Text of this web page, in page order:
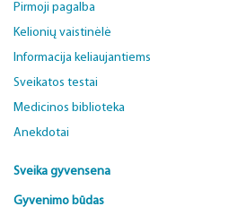
Pirmoji pagalba
Kelionių vaistinėlė
Informacija keliaujantiems
Sveikatos testai
Medicinos biblioteka
Anekdotai
Sveika gyvensena
Gyvenimo būdas